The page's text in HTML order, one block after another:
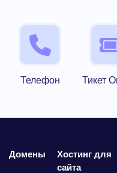
Телефон Тикет
Домены
Хостинг для
сайта